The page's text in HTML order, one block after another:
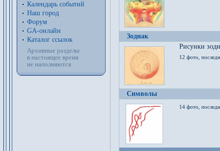
Календарь событий
Наш город
Форум
GA-онлайн
Каталог ссылок
Архивные разделы
в настоящее время
не наполняются
Зодиак
Рисунки
12 фото,
Символы
14 фото,